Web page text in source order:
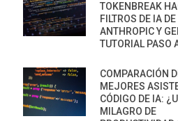
TOKENBREAK
FILTROS DE IA
ANTHROPIC Y
TUTORIAL PASO
COMPARACIÓN
MEJORES
CÓDIGO DE IA:
MILAGRO DE